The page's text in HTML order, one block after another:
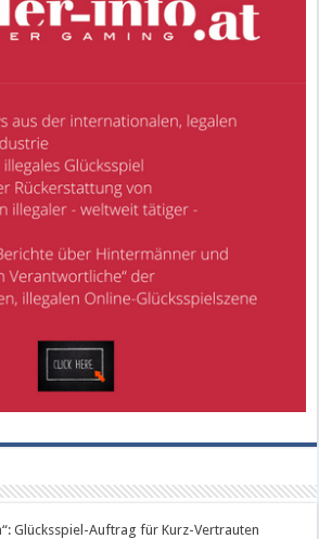
Glücksspiel-Auftrag für Kurz-Vertrauten